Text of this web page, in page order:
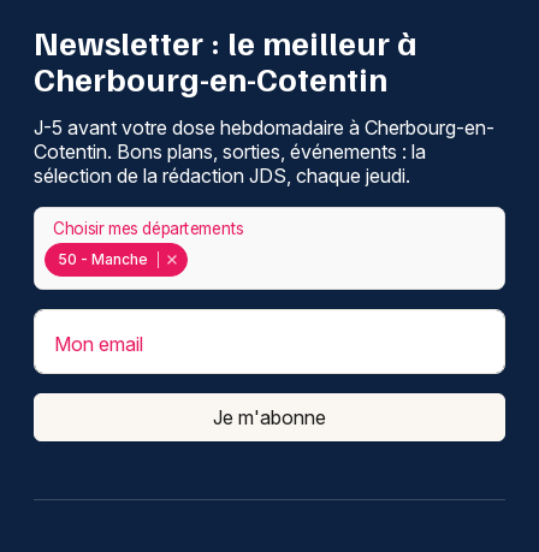
Newsletter : le meilleur à
Cherbourg-en-Cotentin
J-5 avant votre dose hebdomadaire à Cherbourg-en-
Cotentin. Bons plans, sorties, événements : la
sélection de la rédaction JDS, chaque jeudi.
50 - Manche
Choisir mes départements
Mon email
Je m'abonne